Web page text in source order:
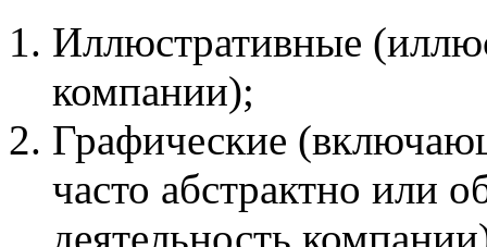
Иллюстративные
компании);
Графические
часто абстрактно или
деятельность